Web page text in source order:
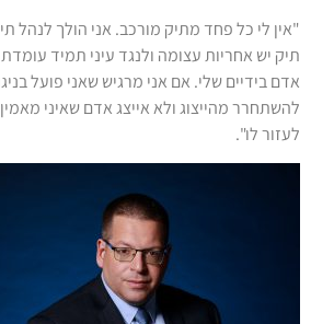
"אין לי כל פחד מתיק מורכב. אני הולך לנהל
תיק יש אחריות עצומה ולנגד עיני תמיד
אדם בידיים שלי. אם אני מרגיש שאני פועל
להשתחרר מהייצוג ולא אייצג אדם שאיני
לעזור לו".